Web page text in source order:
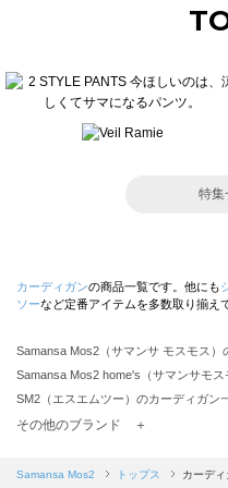
特集
カーディガンの商品一覧です。他にも
ソーなど定番アイテムを多数取り揃え
Samansa Mos2（サマンサ モスモス）
Samansa Mos2 home's（サマンサモ
SM2（エスエムツー）のカーディガン
TSUHARU by Samansa Mos2（ツハ
Samansa Mos2 blue（サマンサモスモ
その他のブランド ＋
Samansa Mos2 トップス カーディ